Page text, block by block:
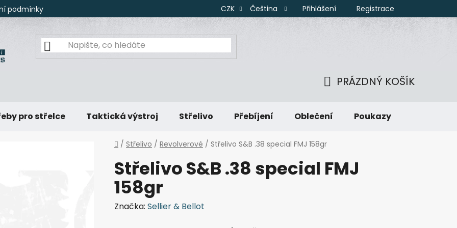
podmínky CZK Čeština Přihlášení Registrace
KOŠÍK
PRÁZDNÝ KOŠÍK
pro střelce Taktická výstroj Střelivo Přebíjení Oblečení Poukazy
Domů
/ Střelivo / Revolverové / Střelivo S&B .38 special FMJ 158gr
Střelivo S&B .38 special FMJ
158gr
Značka: Sellier & Bellot